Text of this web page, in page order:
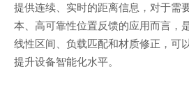
提供连续、实时的距离信息，对于需
本、高可靠性位置反馈的应用而言，
线性区间、负载匹配和材质修正，可
提升设备智能化水平。